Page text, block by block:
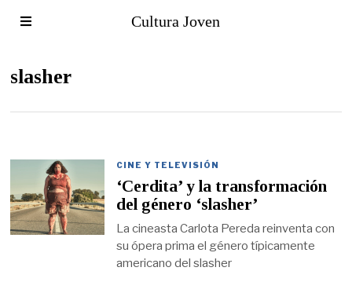
Cultura Joven
slasher
CINE Y TELEVISIÓN
‘Cerdita’ y la transformación
del género ‘slasher’
La cineasta Carlota Pereda reinventa con
su ópera prima el género típicamente
americano del slasher